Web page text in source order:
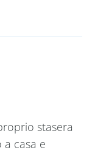
stasera
a casa e